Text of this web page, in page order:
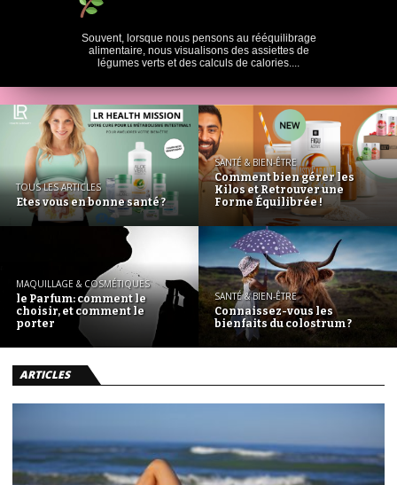
Souvent, lorsque nous pensons au rééquilibrage
alimentaire, nous visualisons des assiettes de
légumes verts et des calculs de calories....
TOUS LES ARTICLES
Etes vous en bonne santé ?
SANTÉ & BIEN-ÊTRE
Comment bien gérer les
Kilos et Retrouver une
Forme Équilibrée !
MAQUILLAGE & COSMÉTIQUES
le Parfum: comment le
choisir, et comment le
porter
SANTÉ & BIEN-ÊTRE
Connaissez-vous les
bienfaits du colostrum ?
ARTICLES